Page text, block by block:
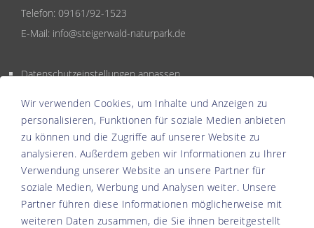
Telefon: 09161/92-1523
E-Mail: info@steigerwald-naturpark.de
Datenschutzeinstellungen anpassen
Wir verwenden Cookies, um Inhalte und Anzeigen zu
personalisieren, Funktionen für soziale Medien anbieten
zu können und die Zugriffe auf unserer Website zu
analysieren. Außerdem geben wir Informationen zu Ihrer
Verwendung unserer Website an unsere Partner für
soziale Medien, Werbung und Analysen weiter. Unsere
Partner führen diese Informationen möglicherweise mit
weiteren Daten zusammen, die Sie ihnen bereitgestellt